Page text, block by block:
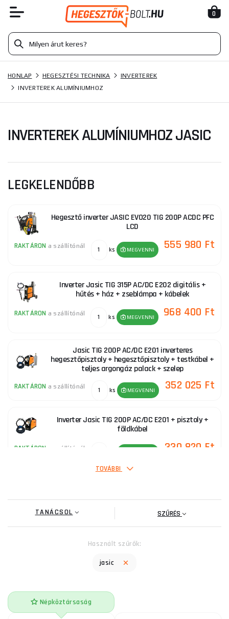
0
HONLAP HEGESZTÉSI TECHNIKA
INVERTEREK
INVERTEREK ALUMÍNIUMHOZ
INVERTEREK ALUMÍNIUMHOZ JASIC
LEGKELENDŐBB
Hegesztő inverter JASIC EVO20 TIG 200P ACDC PFC
LCD
RAKTÁRON a szállítónál ks MEGVENNI 555 980 Ft
Inverter Jasic TIG 315P AC/DC E202 digitális +
hűtés + ház + zseblámpa + kábelek
RAKTÁRON a szállítónál ks MEGVENNI 968 400 Ft
Jasic TIG 200P AC/DC E201 inverteres
hegesztőpisztoly + hegesztőpisztoly + testkábel +
teljes argongáz palack + szelep
RAKTÁRON a szállítónál ks MEGVENNI 352 025 Ft
Inverter Jasic TIG 200P AC/DC E201 + pisztoly +
földkábel
RAKTÁRON a szállítónál 330 820 Ft
RAKTÁRON a szállítónál ks 603 710 Ft
földkábel
TOVÁBBI
TANÁCSOL SZŰRÉS
Használt szűrők:
jasic
Népköztársaság